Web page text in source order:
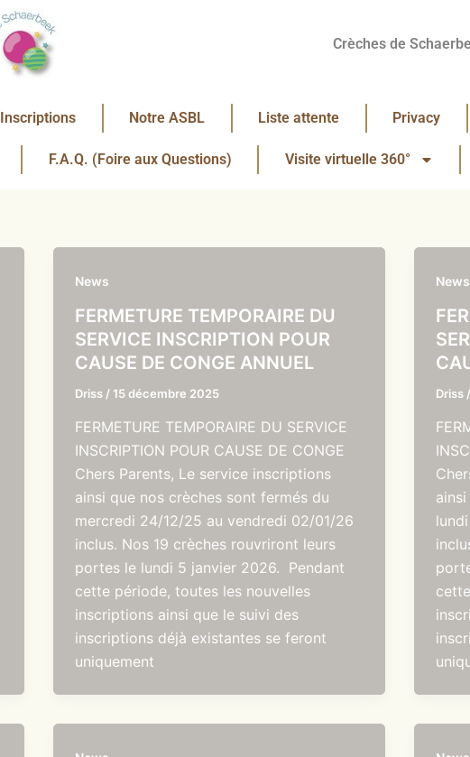
Crèches de
Inscriptions Notre ASBL Liste attente Privacy
F.A.Q. (Foire aux Questions) Visite virtuelle 360°
News
FERMETURE TEMPORAIRE DU
SERVICE INSCRIPTION POUR
CAUSE DE CONGE ANNUEL
Driss / 15 décembre 2025
FERMETURE TEMPORAIRE DU SERVICE
INSCRIPTION POUR CAUSE DE CONGE
Chers Parents, Le service inscriptions
ainsi que nos crèches sont fermés du
mercredi 24/12/25 au vendredi 02/01/26
inclus. Nos 19 crèches rouvriront leurs
portes le lundi 5 janvier 2026. Pendant
cette période, toutes les nouvelles
inscriptions ainsi que le suivi des
inscriptions déjà existantes se feront
uniquement
News
Driss /